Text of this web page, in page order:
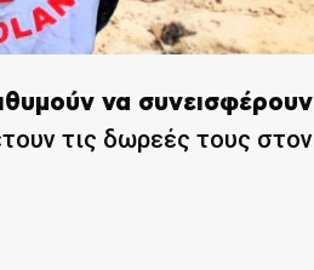
να συνεισφέρουν
τις δωρεές τους στον